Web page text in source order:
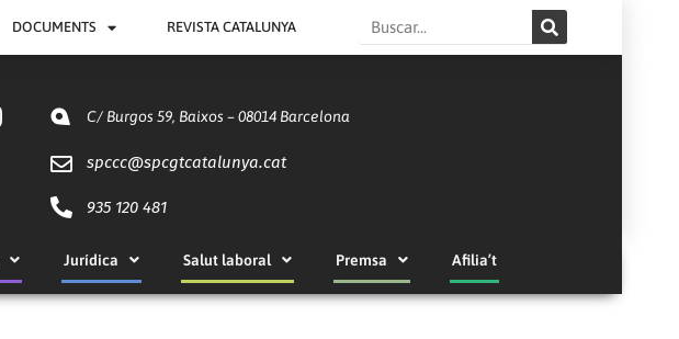
DOCUMENTS REVISTA CATALUNYA Search
C/ Burgos 59, Baixos – 08014 Barcelona
spccc@spcgtcatalunya.cat
935 120 481
Jurídica Salut laboral Premsa Afilia’t